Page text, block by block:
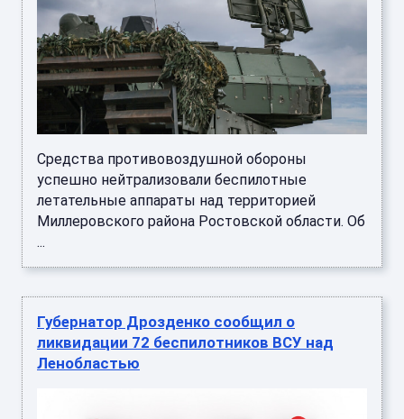
Средства противовоздушной обороны
успешно нейтрализовали беспилотные
летательные аппараты над территорией
Миллеровского района Ростовской области. Об
...
Губернатор Дрозденко сообщил о
ликвидации 72 беспилотников ВСУ над
Ленобластью